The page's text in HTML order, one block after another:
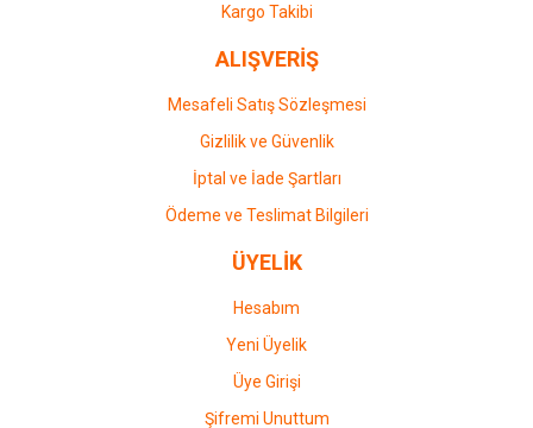
Kargo Takibi
ALIŞVERİŞ
Mesafeli Satış Sözleşmesi
Gizlilik ve Güvenlik
İptal ve İade Şartları
Ödeme ve Teslimat Bilgileri
ÜYELİK
Hesabım
Yeni Üyelik
Üye Girişi
Şifremi Unuttum